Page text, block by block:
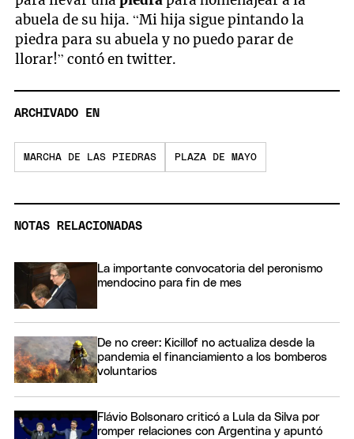
abuela de su hija. “Mi hija sigue pintando la
piedra para su abuela y no puedo parar de
llorar!” contó en twitter.
ARCHIVADO EN
MARCHA DE LAS PIEDRAS PLAZA DE MAYO
NOTAS RELACIONADAS
La importante convocatoria del peronismo
mendocino para fin de mes
De no creer: Kicillof no actualiza desde la
pandemia el financiamiento a los bomberos
voluntarios
Flávio Bolsonaro criticó a Lula da Silva por
romper relaciones con Argentina y apuntó